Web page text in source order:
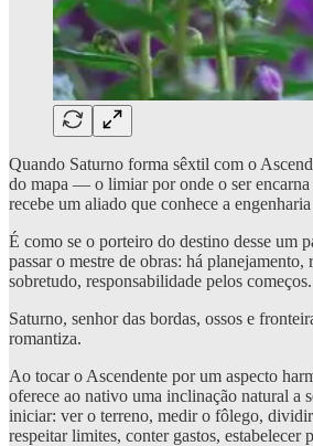
Quando Saturno forma sêxtil com o
do mapa — o limiar por onde o ser
recebe um aliado que conhece a
É como se o porteiro do destino desse um
passar o mestre de obras: há planejamento,
sobretudo, responsabilidade pelos começos.
Saturno, senhor das bordas, ossos e
romantiza.
Ao tocar o Ascendente por um aspecto
oferece ao nativo uma inclinação natural a
iniciar: ver o terreno, medir o fôlego, dividir
respeitar limites, conter gastos, estabelecer